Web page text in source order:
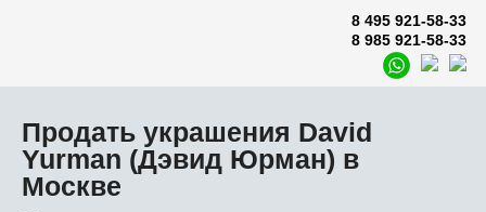
8 495 921-58-33
8 985 921-58-33
Продать украшения David
Yurman (Дэвид Юрман) в
Москве